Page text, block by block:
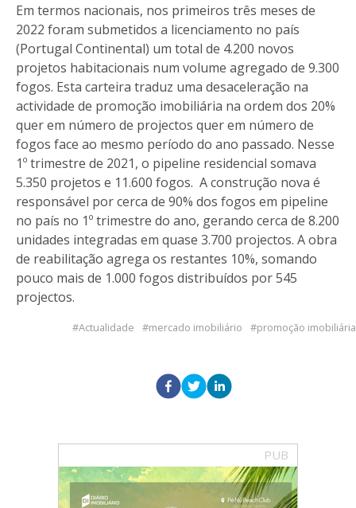
Em termos nacionais, nos primeiros três meses de
2022 foram submetidos a licenciamento no país
(Portugal Continental) um total de 4.200 novos
projetos habitacionais num volume agregado de 9.300
fogos. Esta carteira traduz uma desaceleração na
actividade de promoção imobiliária na ordem dos 20%
quer em número de projectos quer em número de
fogos face ao mesmo período do ano passado. Nesse
1º trimestre de 2021, o pipeline residencial somava
5.350 projetos e 11.600 fogos. A construção nova é
responsável por cerca de 90% dos fogos em pipeline
no país no 1º trimestre do ano, gerando cerca de 8.200
unidades integradas em quase 3.700 projectos. A obra
de reabilitação agrega os restantes 10%, somando
pouco mais de 1.000 fogos distribuídos por 545
projectos.
Actualidade mercado imobiliário promoção imobiliária
PUB